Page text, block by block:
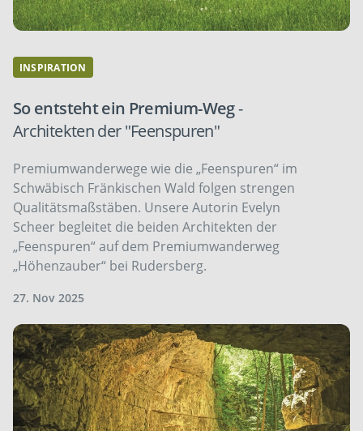
INSPIRATION
So entsteht ein Premium-Weg-
Architekten der "Feenspuren"
Premiumwanderwege wie die „Feenspuren“ im
Schwäbisch Fränkischen Wald folgen strengen
Qualitätsmaßstäben. Unsere Autorin Evelyn
Scheer begleitet die beiden Architekten der
„Feenspuren“ auf dem Premiumwanderweg
„Höhenzauber“ bei Rudersberg.
27. Nov 2025